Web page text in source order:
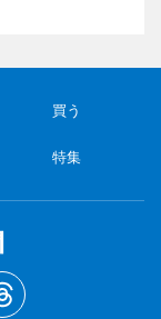
買う
特集